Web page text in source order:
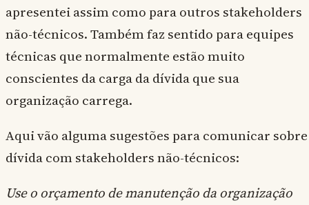
apresentei assim como para outros stakeholders
não-técnicos. Também faz sentido para equipes
técnicas que normalmente estão muito
conscientes da carga da dívida que sua
organização carrega.
Aqui vão alguma sugestões para comunicar sobre
dívida com stakeholders não-técnicos:
Use o orçamento de manutenção da organização